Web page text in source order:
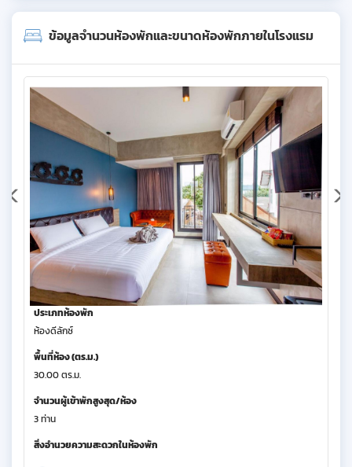
ข้อมูลจำนวนห้องพักและขนาดห้องพักภายในโรงแรม
ประเภทห้องพัก
ห้องดีลักซ์
พื้นที่ห้อง (ตร.ม.)
30.00 ตร.ม.
จำนวนผู้เข้าพักสูงสุด/ห้อง
3 ท่าน
สิ่งอำนวยความสะดวกในห้องพัก